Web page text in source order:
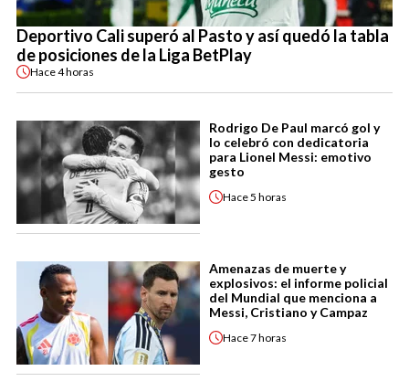
Deportivo Cali superó al Pasto y así quedó la tabla
de posiciones de la Liga BetPlay
Hace4 horas
Rodrigo De Paul marcó gol y
lo celebró con dedicatoria
para Lionel Messi: emotivo
gesto
Hace5 horas
Amenazas de muerte y
explosivos: el informe policial
del Mundial que menciona a
Messi, Cristiano y Campaz
Hace7 horas